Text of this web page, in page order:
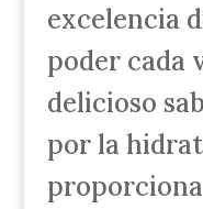
excelencia
poder cada
delicioso
por la